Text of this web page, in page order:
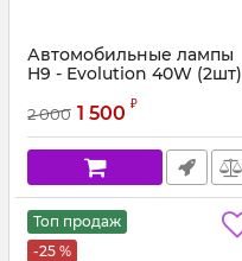
Автомобильные лампы
H9 - Evolution 40W (2шт)
2 000 1 500 ₽
Топ продаж
-25 %